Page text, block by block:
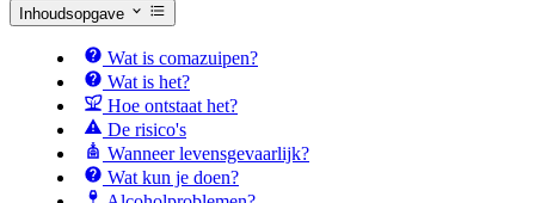
Inhoudsopgave
Wat is comazuipen?
Wat is het?
Hoe ontstaat het?
De risico's
Wanneer levensgevaarlijk?
Wat kun je doen?